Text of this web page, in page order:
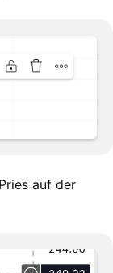
auf der